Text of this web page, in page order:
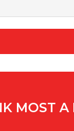
MOST